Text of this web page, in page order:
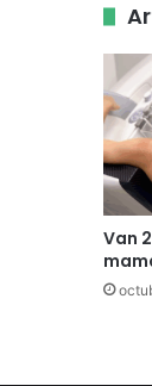
Van